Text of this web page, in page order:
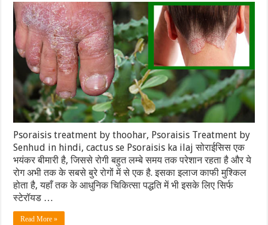
Psoraisis treatment by thoohar, Psoraisis Treatment by
Senhud in hindi, cactus se Psoraisis ka ilaj सोराईसिस एक
भयंकर बीमारी है, जिससे रोगी बहुत लम्बे समय तक परेशान रहता है और ये
रोग अभी तक के सबसे बुरे रोगों में से एक है. इसका इलाज काफी मुश्किल
होता है, यहाँ तक के आधुनिक चिकित्सा पद्धति में भी इसके लिए सिर्फ
स्टेरॉयड …
Read More »